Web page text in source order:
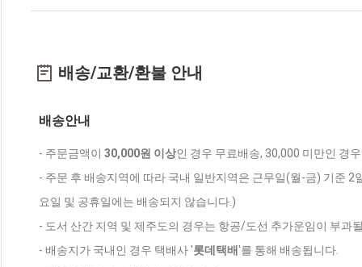
배송/교환/환불 안내
배송안내
- 주문금액이 30,000원 이상인 경우 무료배송, 30,000 미만인 경
- 주문 후 배송지역에 따라 국내 일반지역은 근무일(월-금) 기준
요일 및 공휴일에는 배송되지 않습니다.)
- 도서 산간 지역 및 제주도의 경우는 항공/도선 추가운임이 부과
- 배송지가 국내인 경우 택배사 '롯데택배'를 통해 배송됩니다.